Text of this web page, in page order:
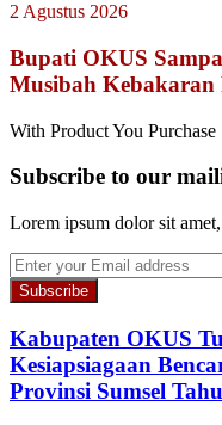
2 Agustus 2026
Bupati OKUS
Musibah Kebakaran
With Product You Purchase
Subscribe to our
Lorem ipsum dolor sit amet,
Enter
your
Email
address
Kabupaten OKUS
Kesiapsiagaan
Provinsi Sumsel